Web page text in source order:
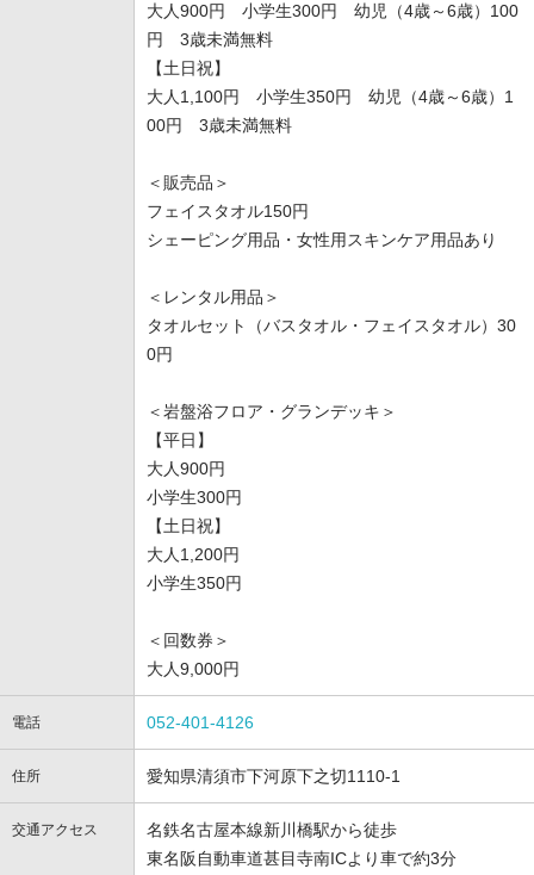
大人900円 小学生300円 幼児（4歳～6歳）100
円 3歳未満無料
【土日祝】
大人1,100円 小学生350円 幼児（4歳～6歳）1
00円 3歳未満無料
＜販売品＞
フェイスタオル150円
シェーピング用品・女性用スキンケア用品あり
＜レンタル用品＞
タオルセット（バスタオル・フェイスタオル）30
0円
＜岩盤浴フロア・グランデッキ＞
【平日】
大人900円
小学生300円
【土日祝】
大人1,200円
小学生350円
＜回数券＞
大人9,000円
電話 052-401-4126
住所 愛知県清須市下河原下之切1110-1
交通アクセス
名鉄名古屋本線新川橋駅から徒歩
東名阪自動車道甚目寺南ICより車で約3分